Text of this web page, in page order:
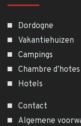
Dordogne
Vakantiehuizen
Campings
Chambre d’hotes
Hotels
Contact
Algemene